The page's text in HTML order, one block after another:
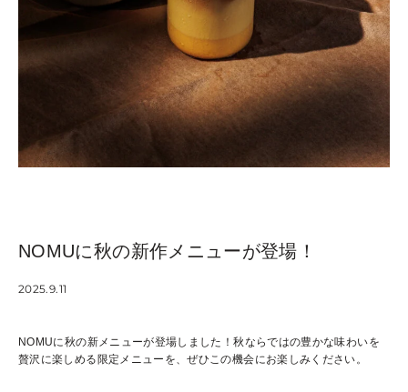
NOMUに秋の新作メニューが登場！
2025.9.11
NOMUに秋の新メニューが登場しました！秋ならではの豊かな味わいを
贅沢に楽しめる限定メニューを、ぜひこの機会にお楽しみください。